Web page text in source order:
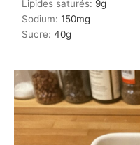
Lipides saturés: 9g
Sodium: 150mg
Sucre: 40g